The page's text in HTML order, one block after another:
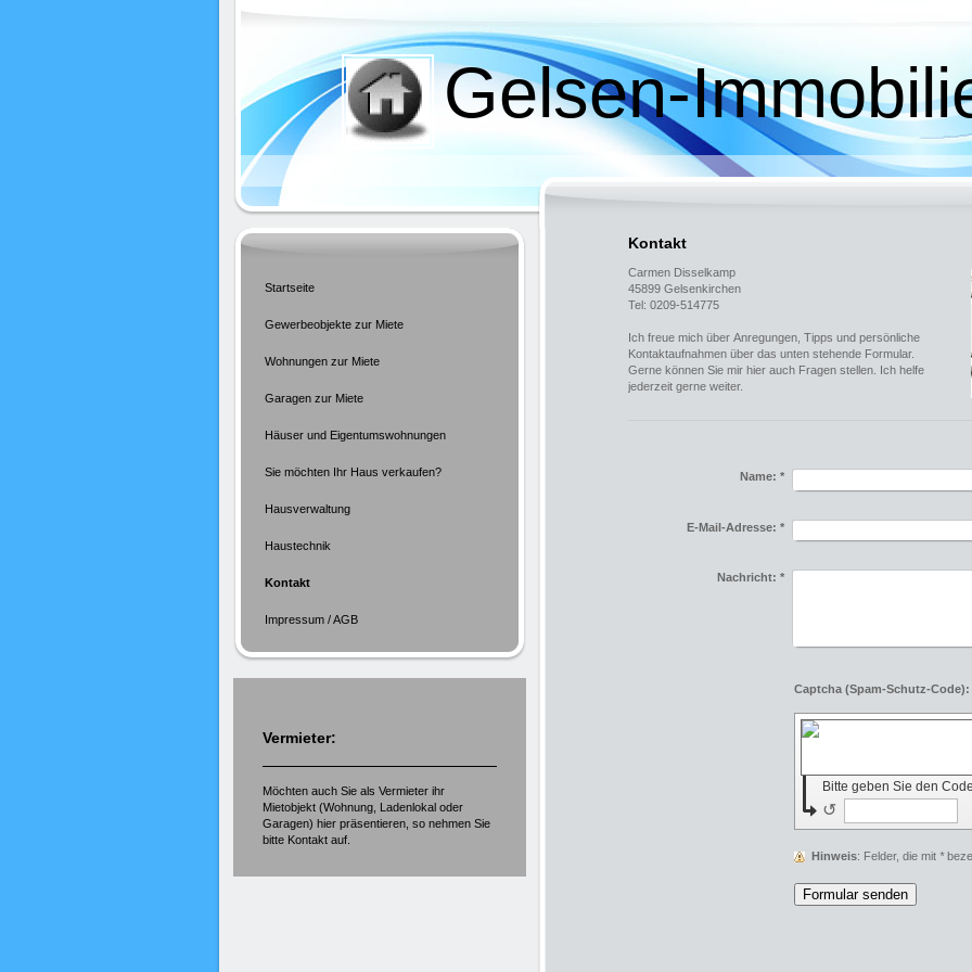
Gelsen-
Kontakt
Carmen Disselkamp
45899 Gelsenkirchen
Tel: 0209-514775
Ich freue mich über Anregungen, Tipps und persönliche
Kontaktaufnahmen über das unten stehende Formular.
Gerne können Sie mir hier auch Fragen stellen. Ich helfe
jederzeit gerne weiter.
Name: *
E-Mail-Adresse: *
Nachricht: *
Bitte geben Sie den
↺
Hinweis : Felder, die mit*
Startseite
Gewerbeobjekte zur Miete
Wohnungen zur Miete
Garagen zur Miete
Häuser und Eigentumswohnungen
Sie möchten Ihr Haus verkaufen?
Hausverwaltung
Haustechnik
Kontakt
Impressum / AGB
Vermieter:
Möchten auch Sie als Vermieter ihr
Mietobjekt (Wohnung, Ladenlokal oder
Garagen) hier präsentieren, so nehmen Sie
bitte Kontakt auf.